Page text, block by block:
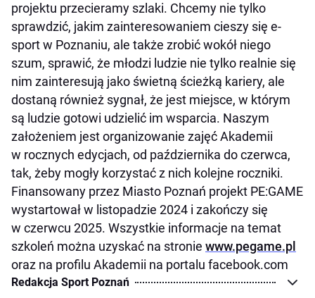
projektu przecieramy szlaki. Chcemy nie tylko
sprawdzić, jakim zainteresowaniem cieszy się e-
sport w Poznaniu, ale także zrobić wokół niego
szum, sprawić, że młodzi ludzie nie tylko realnie się
nim zainteresują jako świetną ścieżką kariery, ale
dostaną również sygnał, że jest miejsce, w którym
są ludzie gotowi udzielić im wsparcia. Naszym
założeniem jest organizowanie zajęć Akademii
w rocznych edycjach, od października do czerwca,
tak, żeby mogły korzystać z nich kolejne roczniki.
Finansowany przez Miasto Poznań projekt PE:GAME
wystartował w listopadzie 2024 i zakończy się
w czerwcu 2025. Wszystkie informacje na temat
szkoleń można uzyskać na stronie www.pegame.pl
oraz na profilu Akademii na portalu facebook.com
Redakcja Sport Poznań